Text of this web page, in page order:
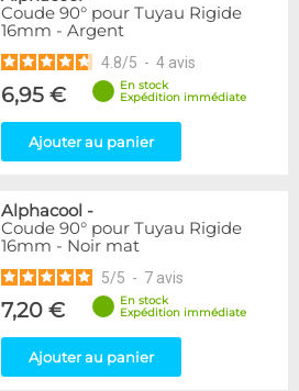
Coude 90° pour Tuyau Rigide
16mm - Argent
4.8/5 - 4 avis
6,95 €
En stock
Expédition immédiate
Ajouter au panier
Alphacool -
Coude 90° pour Tuyau Rigide
16mm - Noir mat
5/5 - 7 avis
7,20 €
En stock
Expédition immédiate
Ajouter au panier